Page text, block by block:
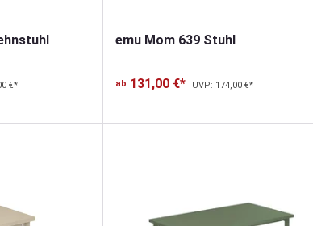
€*
von 5 von 5 Sternen
emu Mom 639 Stuhl
ab 131,00 €* UVP: 174,00 €*